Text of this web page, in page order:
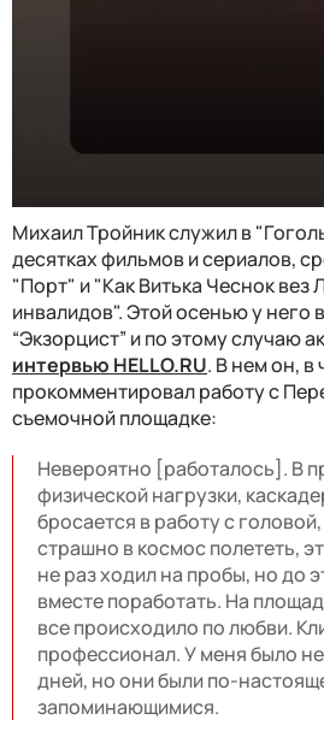
Михаил Тройник служил в
десятках фильмов и сериалов,
"Порт" и "Как Витька Чеснок
инвалидов". Этой осенью у него
“Экзорцист” и по этому случаю
интервью HELLO.RU. В нем он, в
прокомментировал работу с
съемочной площадке:
Невероятно [работалось]. В
физической нагрузки,
бросается в работу с
страшно в космос полететь,
не раз ходил на пробы, но до
вместе поработать. На
все происходило по любви.
профессионал. У меня было
дней, но они были по-
запоминающимися.